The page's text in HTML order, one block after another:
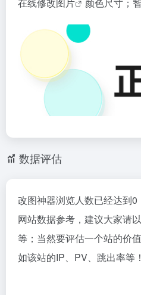
在线修改图片 颜色尺寸；
数据评估
改图神器浏览人数已经达到
网站数据参考，建议大家请
等；当然要评估一个站的价
如该站的IP、PV、跳出率等！